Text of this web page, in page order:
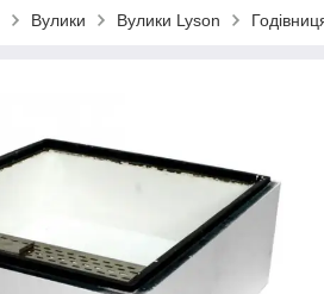
Вулики Вулики Lyson